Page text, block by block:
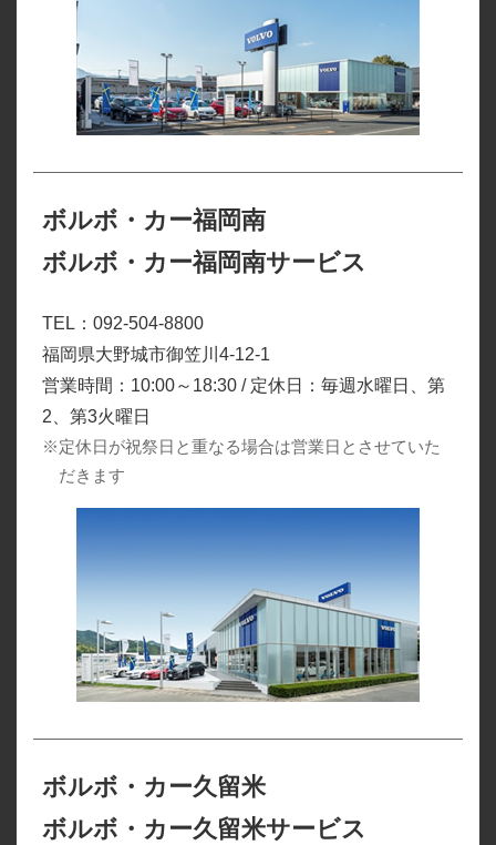
ボルボ・カー福岡南
ボルボ・カー福岡南サービス
TEL：092-504-8800
福岡県大野城市御笠川4-12-1
営業時間：10:00～18:30 / 定休日：毎週水曜日、第
2、第3火曜日
※定休日が祝祭日と重なる場合は営業日とさせていた
だきます
ボルボ・カー久留米
ボルボ・カー久留米サービス